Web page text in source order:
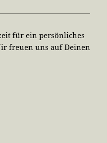
für ein persönliches
freuen uns auf Deinen